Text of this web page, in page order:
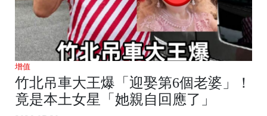
增值
竹北吊車大王爆「迎娶第6個老婆」！
竟是本土女星「她親自回應了」